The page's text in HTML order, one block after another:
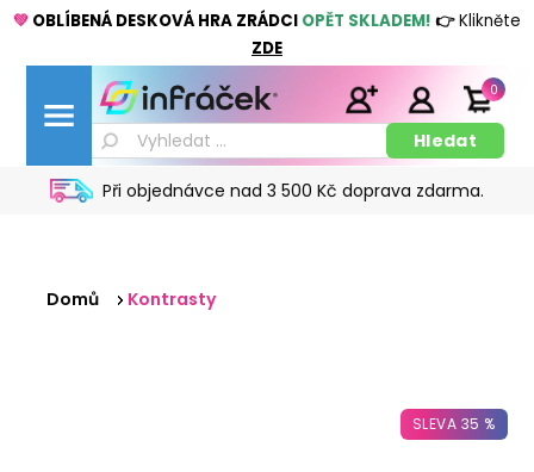
💚 OBLÍBENÁ DESKOVÁ HRA ZRÁDCI OPĚT SKLADEM! 👉Klikněte
ZDE
Při objednávce nad 3 500 Kč doprava zdarma.
0
Domů Kontrasty
SLEVA 35 %